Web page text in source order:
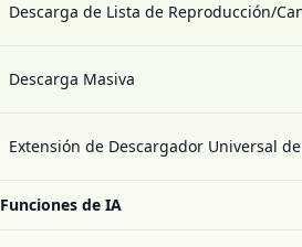
Descarga de Lista de Reproducción/
Descarga Masiva
Extensión de Descargador Universal
Funciones de IA